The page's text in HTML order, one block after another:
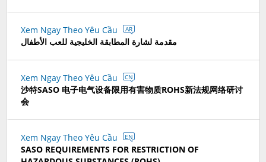
Xem Ngay Theo Yêu Cầu AR
مقدمة لشارة المطابقة الخليجية للعب الأطفال
Xem Ngay Theo Yêu Cầu CN
沙特SASO 电子电气设备限用有害物质ROHS新法规网络研讨
会
Xem Ngay Theo Yêu Cầu EN
SASO REQUIREMENTS FOR RESTRICTION OF